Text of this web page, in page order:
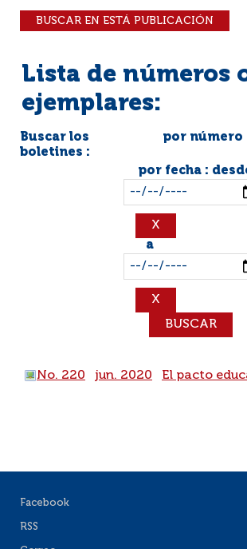
BUSCAR EN ESTÁ PUBLICACIÓN
Lista de números
ejemplares:
Buscar los
boletines :
por número
por fecha :
a
No. 220 jun. 2020 El pacto
Facebook
RSS